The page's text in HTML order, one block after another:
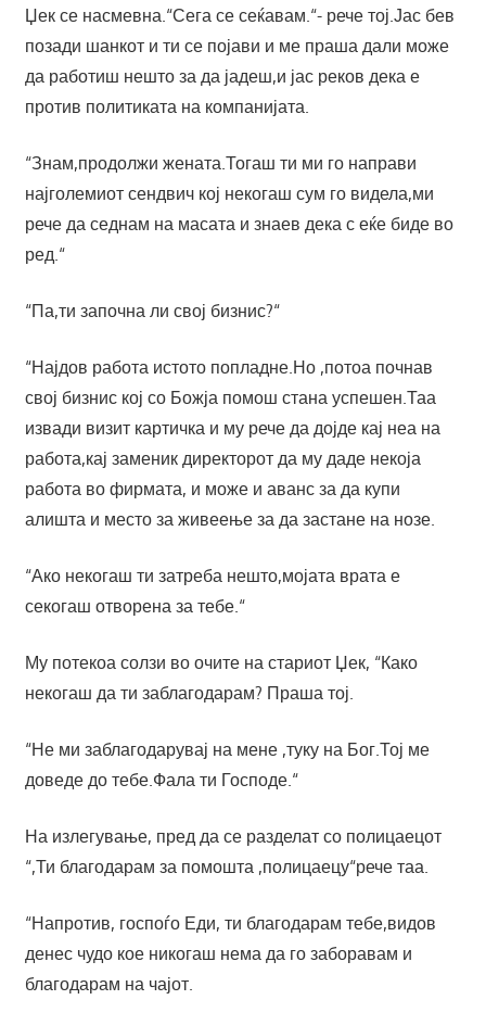
Џек се насмевна.“Сега се сеќавам.“- рече тој.Јас бев
позади шанкот и ти се појави и ме праша дали може
да работиш нешто за да јадеш,и јас реков дека е
против политиката на компанијата.
“Знам,продолжи жената.Тогаш ти ми го направи
најголемиот сендвич кој некогаш сум го видела,ми
рече да седнам на масата и знаев дека с еќе биде во
ред.“
“Па,ти започна ли свој бизнис?“
“Најдов работа истото попладне.Но ,потоа почнав
свој бизнис кој со Божја помош стана успешен.Таа
извади визит картичка и му рече да дојде кај неа на
работа,кај заменик директорот да му даде некоја
работа во фирмата, и може и аванс за да купи
алишта и место за живеење за да застане на нозе.
“Ако некогаш ти затреба нешто,мојата врата е
секогаш отворена за тебе.“
Му потекоа солзи во очите на стариот Џек, “Како
некогаш да ти заблагодарам? Праша тој.
“Не ми заблагодарувај на мене ,туку на Бог.Тој ме
доведе до тебе.Фала ти Господе.“
На излегување, пред да се разделат со полицаецот
“,Ти благодарам за помошта ,полицаецу“рече таа.
“Напротив, госпоѓо Еди, ти благодарам тебе,видов
денес чудо кое никогаш нема да го заборавам и
благодарам на чајот.